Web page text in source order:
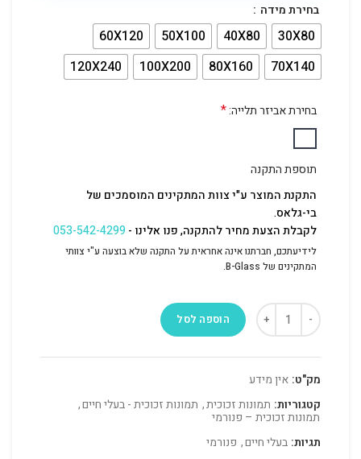
בחירת מידה
30X80
40X80
50X100
60X120
70X140
80X160
100X200
120X240
בחירת אביזר תלייה:*
תוספת התקנה
התקנת המוצר ע"י צוות המתקינים המוסמכים של
בי-גלאס.
לקבלת הצעת מחיר להתקנה, פנו אלינו -053-542-4299
לידיעתכם, חברתנו אינה אחראית על התקנה שלא בוצעה ע"י צוותי
המתקינים של B-Glass.
הוספה לסל
מק"ט: אין מידע
קטגוריות: תמונות זכוכית, תמונות זכוכית - בעלי חיים,
תמונות זכוכית – פנורמי
תגיות: בעלי חיים, פנורמי